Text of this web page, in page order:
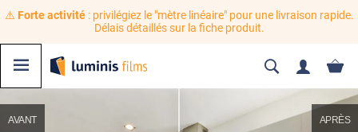
⚠️ Forte activité: privilégiez le "mètre linéaire" pour une livraison rapide.
Délais détaillés sur la fiche produit.
AVANT APRÈS